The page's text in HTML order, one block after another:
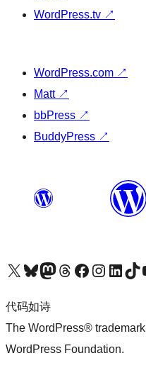
WordPress.tv ↗
WordPress.com ↗
Matt ↗
bbPress ↗
BuddyPress ↗
关注我们的 X（原 Twitter）账号访问我们的 Bluesky 账号关注我们的 Mastodon 账号访问我们的 Threads 账号 访问我们的 Facebook 公共主页关注我们的 Instagram 账号 关注我们的 LinkedIn 主页访问我们的 TikTok 账号访
代码如诗
The WordPress®
WordPress Foundation.